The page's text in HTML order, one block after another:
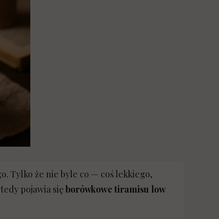
Tylko że nie byle co — coś lekkiego,
pojawia się borówkowe tiramisu low